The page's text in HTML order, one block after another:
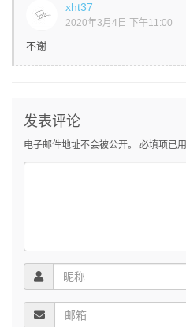
xht37
2020年3月4日 下午11:00
不谢
发表评论
电子邮件地址不会被公开。 必填项已用